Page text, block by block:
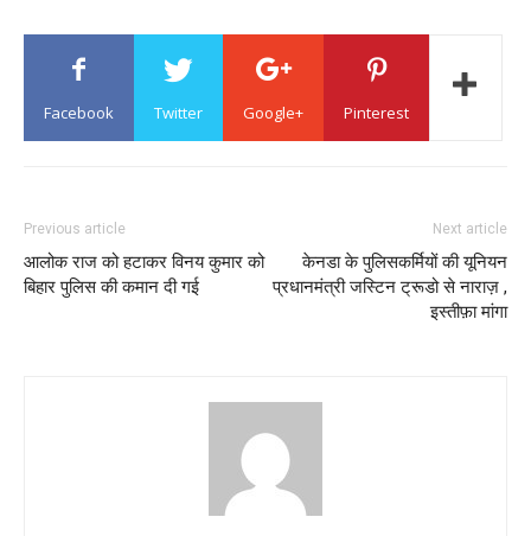
Facebook Twitter Google+ Pinterest
Previous article
आलोक राज को हटाकर विनय कुमार को
बिहार पुलिस की कमान दी गई
Next article
केनडा के पुलिसकर्मियों की यूनियन
प्रधानमंत्री जस्टिन ट्रूडो से नाराज़ ,
इस्तीफ़ा मांगा